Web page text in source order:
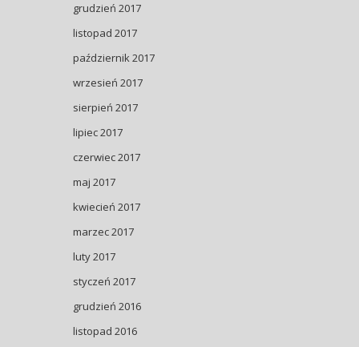
grudzień 2017
listopad 2017
październik 2017
wrzesień 2017
sierpień 2017
lipiec 2017
czerwiec 2017
maj 2017
kwiecień 2017
marzec 2017
luty 2017
styczeń 2017
grudzień 2016
listopad 2016